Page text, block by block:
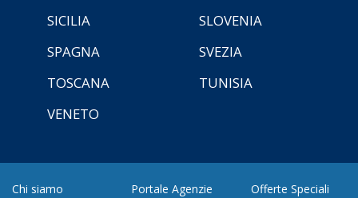
SICILIA
SLOVENIA
SPAGNA
SVEZIA
TOSCANA
TUNISIA
VENETO
Chi siamo
Portale Agenzie
Offerte Speciali